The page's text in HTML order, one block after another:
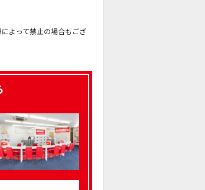
よって禁止の場合もござ